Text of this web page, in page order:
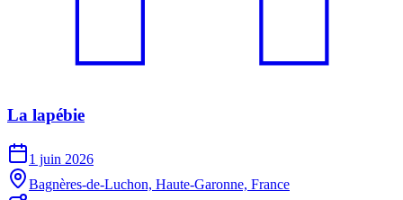
La lapébie
1 juin 2026
Bagnères-de-Luchon, Haute-Garonne, France